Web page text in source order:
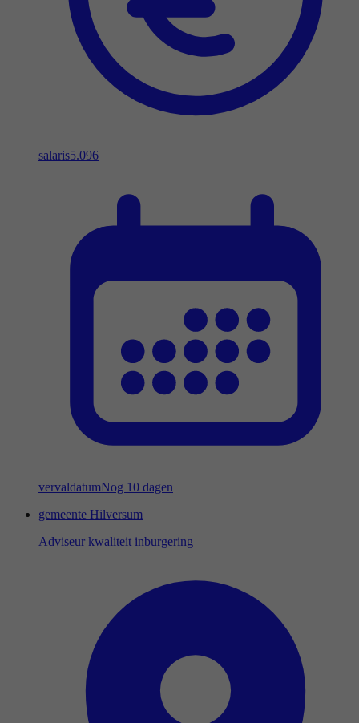
salaris5.096
vervaldatumNog 10 dagen
gemeente Hilversum
Adviseur kwaliteit inburgering